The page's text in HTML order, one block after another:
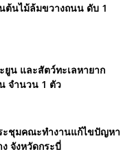
ต้นไม้ล้มขวางถนน ดับ 1
ยูน และสัตว์ทะเลหายาก
จำนวน 1 ตัว
ชุมคณะทำงานแก้ไขปัญหา
จังหวัดกระบี่